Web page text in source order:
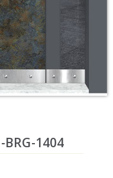
BRG-1404